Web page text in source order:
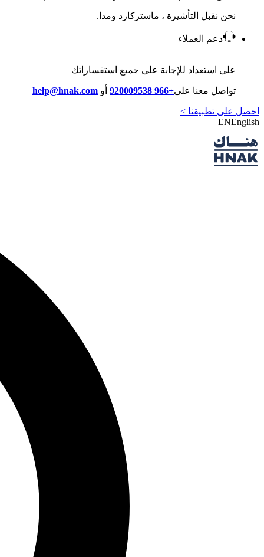
نحن نقبل التأشيرة ، ماستركارد ومدا.
دعم العملاء
على استعداد للإجابة على جميع استفساراتك
تواصل معنا على+966 920009538 أو help@hnak.com
احصل على تطبيقنا >
ENEnglish